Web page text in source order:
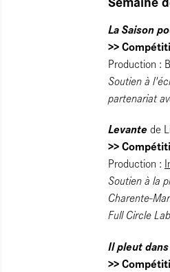
La Saison
>>
Production :
Soutien à
partenariat
Levante de
>>
Production :
Soutien à la
Charente-
Full Circle
Il pleut
>>